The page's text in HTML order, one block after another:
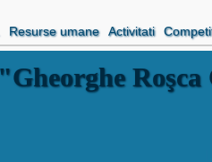
Resurse umane Activitati